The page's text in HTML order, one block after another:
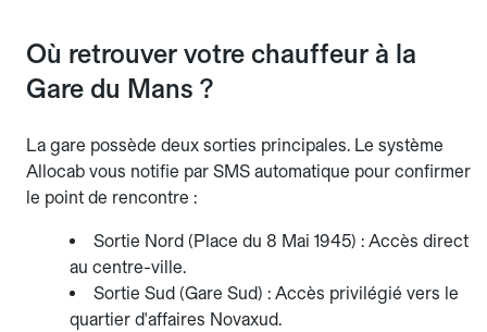
Où retrouver votre chauffeur à la
Gare du Mans ?
La gare possède deux sorties principales. Le système
Allocab vous notifie par SMS automatique pour confirmer
le point de rencontre :
Sortie Nord (Place du 8 Mai 1945) : Accès direct
au centre-ville.
Sortie Sud (Gare Sud) : Accès privilégié vers le
quartier d'affaires Novaxud.